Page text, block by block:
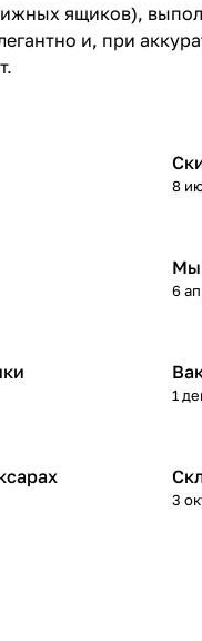
ящиков),
и, при
8
Мы
6
1
3